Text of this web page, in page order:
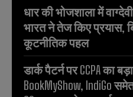
धार की भोजशाला में
भारत ने तेज किए प्रयास,
कूटनीतिक पहल
डार्क पैटर्न पर CCPA का
BookMyShow, IndiGo